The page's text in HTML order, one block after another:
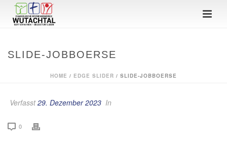
SLIDE-JOBBOERSE
HOME / EDGE SLIDER / SLIDE-JOBBOERSE
Verfasst29. Dezember 2023 In
0